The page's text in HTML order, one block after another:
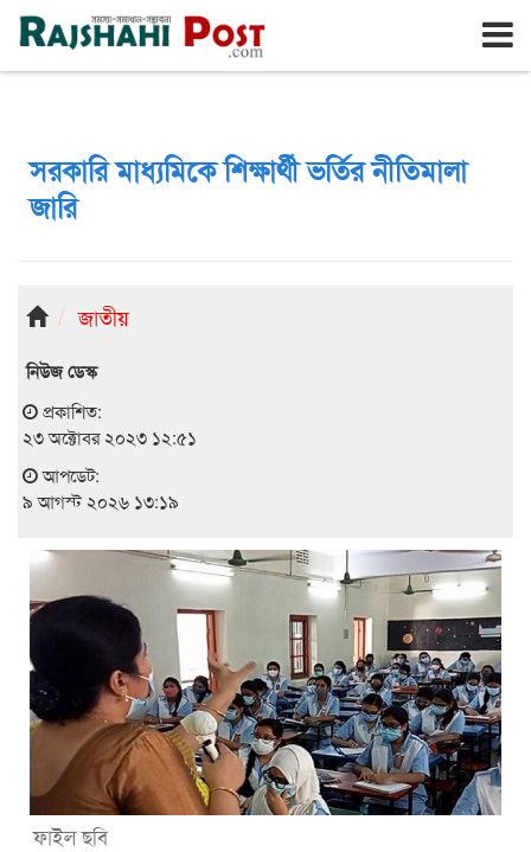
রাজশাহী রবিবার, ৯ই আগস্ট ২০২৬, ২৬শে শ্রাবণ ১৪৩৩
সরকারি মাধ্যমিকে শিক্ষার্থী ভর্তির নীতিমালা
জারি
জাতীয়
নিউজ ডেস্ক
প্রকাশিত:
২৩ অক্টোবর ২০২৩ ১২:৫১
আপডেট:
৯ আগস্ট ২০২৬ ১৩:১৯
ফাইল ছবি